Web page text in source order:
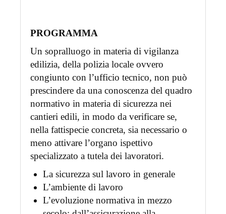
PROGRAMMA
Un sopralluogo in materia di vigilanza
edilizia, della polizia locale ovvero
congiunto con l’ufficio tecnico, non può
prescindere da una conoscenza del quadro
normativo in materia di sicurezza nei
cantieri edili, in modo da verificare se,
nella fattispecie concreta, sia necessario o
meno attivare l’organo ispettivo
specializzato a tutela dei lavoratori.
La sicurezza sul lavoro in generale
L’ambiente di lavoro
L’evoluzione normativa in mezzo